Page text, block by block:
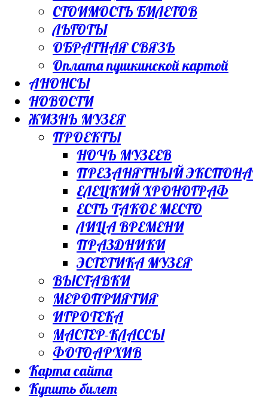
СТОИМОСТЬ БИЛЕТОВ
ЛЬГОТЫ
ОБРАТНАЯ СВЯЗЬ
Оплата пушкинской картой
АНОНСЫ
НОВОСТИ
ЖИЗНЬ МУЗЕЯ
ПРОЕКТЫ
НОЧЬ МУЗЕЕВ
ПРЕЗАНЯТНЫЙ
ЕЛЕЦКИЙ ХРОНОГРАФ
ЕСТЬ ТАКОЕ МЕСТО
ЛИЦА ВРЕМЕНИ
ПРАЗДНИКИ
ЭСТЕТИКА МУЗЕЯ
ВЫСТАВКИ
МЕРОПРИЯТИЯ
ИГРОТЕКА
МАСТЕР-КЛАССЫ
ФОТОАРХИВ
Карта сайта
Купить билет